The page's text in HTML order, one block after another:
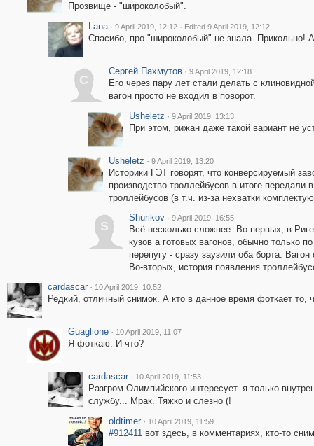
Прозвище - "широколобый".
Lana · 9 April 2019, 12:12 · Edited 9 April 2019, 12:12
Спасибо, про "широколобый" не знала. Прикольно!
С
Сергей Пахмутов · 9 April 2019, 12:18
Его через пару лет стали делать с
вагон просто не входил в поворот.
Usheletz · 9 April 2019, 13:13
При этом, рижан даже такой вариант не
Usheletz · 9 April 2019, 13:20
Историки ГЭТ говорят, что конверсируемый
производство троллейбусов в итоге
троллейбусов (в т.ч. из-за нехватки
S
Shurikov · 9 April 2019, 16:55
Всё несколько сложнее. Во-первых, в
кузов а готовых вагонов, обычно только
перепугу - сразу заузили оба борта.
Во-вторых, история появления
cardascar · 10 April 2019, 10:52
Редкий, отличный снимок. А кто в данное время фоткает то,
Guaglione · 10 April 2019, 11:07
Я фоткаю. И что?
cardascar · 10 April 2019, 11:53
Разгром Олимпийского интересует. я только
службу... Мрак. Тяжко и слезно (!
oldtimer · 10 April 2019, 11:59
#912411вот здесь, в комментариях, кто-то